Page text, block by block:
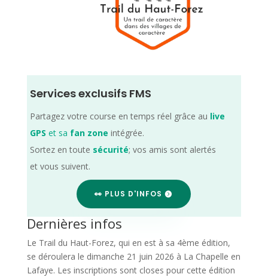
Services exclusifs FMS
Partagez votre course en temps réel grâce au live
GPS et sa fan zone intégrée.
Sortez en toute sécurité; vos amis sont alertés
et vous suivent.
👀 PLUS D'INFOS
Dernières infos
Le Trail du Haut-Forez, qui en est à sa 4ème édition,
se déroulera le dimanche 21 juin 2026 à La Chapelle en
Lafaye. Les inscriptions sont closes pour cette édition